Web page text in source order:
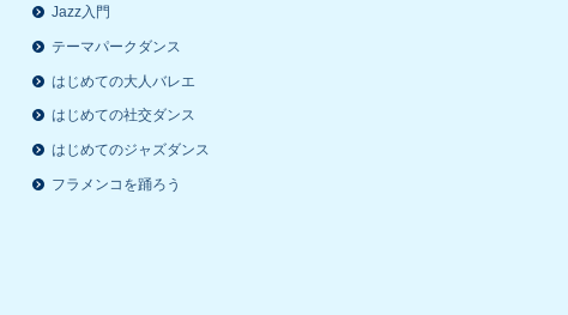
Jazz入門
テーマパークダンス
はじめての大人バレエ
はじめての社交ダンス
はじめてのジャズダンス
フラメンコを踊ろう